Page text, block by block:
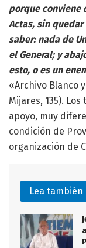
porque conviene
Actas, sin
saber: nada de
el General; y
esto, o es un
«Archivo Blanco
Mijares, 135).
apoyo, muy
condición de
organización de
Lea también